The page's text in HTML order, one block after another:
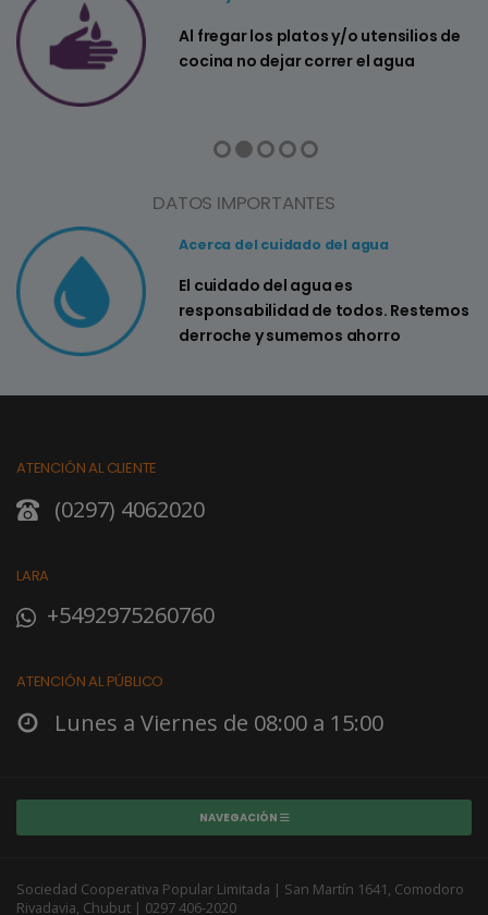
Al fregar los platos y/o utensilios de
cocina no dejar correr el agua
DATOS IMPORTANTES
Acerca del cuidado del agua
El cuidado del agua es
responsabilidad de todos. Restemos
derroche y sumemos ahorro
ATENCIÓN AL CLIENTE
(0297) 4062020
LARA
+5492975260760
ATENCIÓN AL PÚBLICO
Lunes a Viernes de 08:00 a 15:00
NAVEGACIÓN
Sociedad Cooperativa Popular Limitada | San Martín 1641, Comodoro
Rivadavia, Chubut | 0297 406-2020